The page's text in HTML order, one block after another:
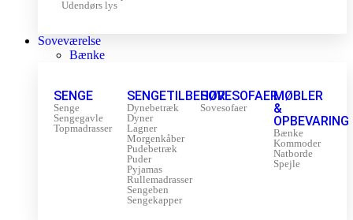
Udendørs lys
Soveværelse
Bænke
SENGE
Senge
Sengegavle
Topmadrasser
SENGETILBEHØR
Dynebetræk
Dyner
Lagner
Morgenkåber
Pudebetræk
Puder
Pyjamas
Rullemadrasser
Sengeben
Sengekapper
SOVESOFAER
Sovesofaer
MØBLER
&
OPBEVARING
Bænke
Kommoder
Natborde
Spejle